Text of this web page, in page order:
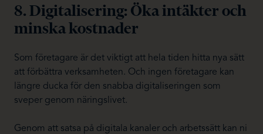
8. Digitalisering: Öka intäkter och
minska kostnader
Som företagare är det viktigt att hela tiden hitta nya sätt
att förbättra verksamheten. Och ingen företagare kan
längre ducka för den snabba digitaliseringen som
sveper genom näringslivet.
Genom att satsa på digitala kanaler och arbetssätt kan ni